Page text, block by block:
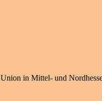
in Mittel- und